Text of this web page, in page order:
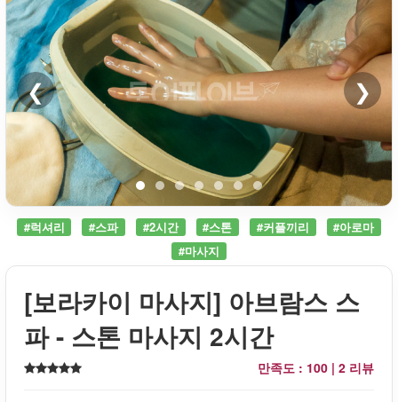
❮ ❯
#럭셔리 #스파 #2시간 #스톤 #커플끼리
#아로마
#마사지
[보라카이 마사지] 아브람스 스
파 - 스톤 마사지 2시간
만족도 : 100 | 2 리뷰